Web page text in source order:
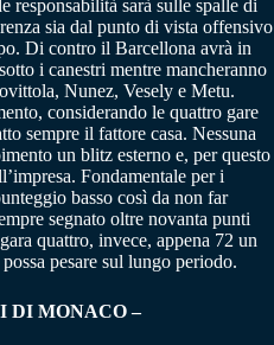
responsabilità sarà sulle spalle di
sia dal punto di vista offensivo
Di contro il Barcellona avrà in
i canestri mentre mancheranno
Nunez, Vesely e Metu.
considerando le quattro gare
sempre il fattore casa. Nessuna
un blitz esterno e, per questo
Fondamentale per i
basso così da non far
segnato oltre novanta punti
quattro, invece, appena 72 un
pesare sul lungo periodo.
DI MONACO –